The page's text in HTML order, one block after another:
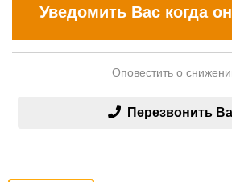
Уведомить Вас когда
Оповестить о
Перезвонить